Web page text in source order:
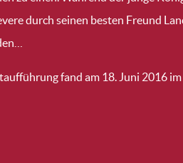
durch seinen besten Freund
fand am 18. Juni 2016